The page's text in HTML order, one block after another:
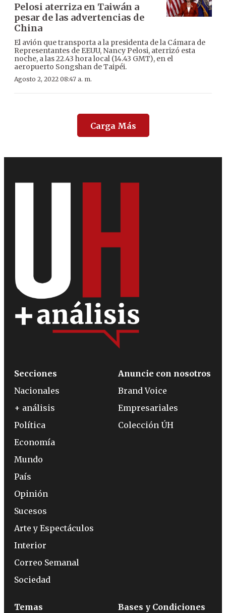
Pelosi aterriza en Taiwán a
pesar de las advertencias de
China
El avión que transporta a la presidenta de la Cámara de
Representantes de EEUU, Nancy Pelosi, aterrizó esta
noche, a las 22.43 hora local (14.43 GMT), en el
aeropuerto Songshan de Taipéi.
Agosto 2, 2022 08:47 a. m.
Carga Más
Secciones
Nacionales
+ análisis
Política
Economía
Mundo
País
Opinión
Sucesos
Arte y Espectáculos
Interior
Correo Semanal
Sociedad
Anuncie con nosotros
Brand Voice
Empresariales
Colección ÚH
Temas Bases y Condiciones